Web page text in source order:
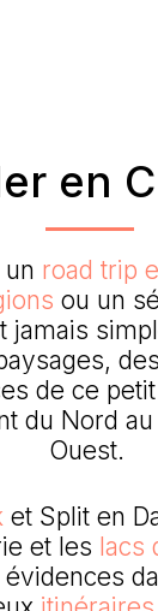
en
road trip
ou un
jamais
de ce
du Nord au
Ouest.
et Split en
et les lacs